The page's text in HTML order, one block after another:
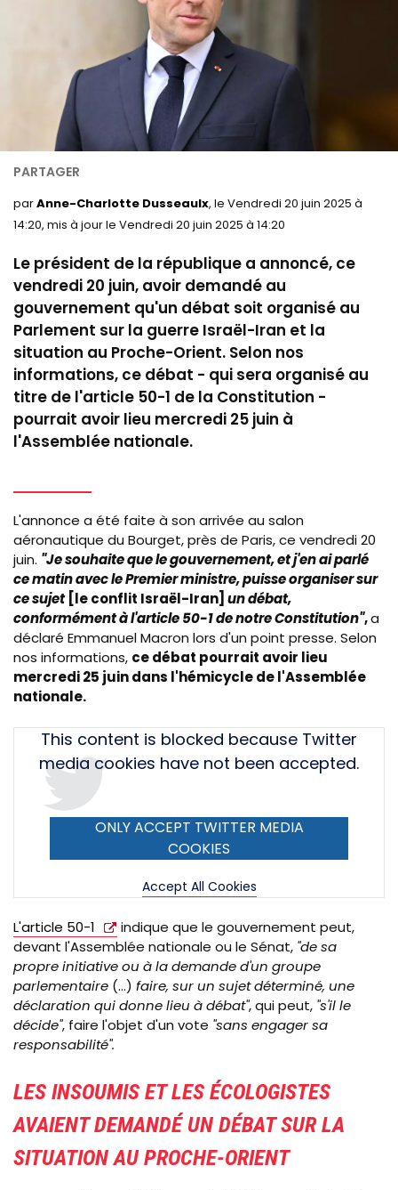
parAnne-Charlotte Dusseaulx, le Vendredi 20 juin 2025 à
14:20, mis à jour le Vendredi 20 juin 2025 à 14:20
Le président de la république a annoncé, ce
vendredi 20 juin, avoir demandé au
gouvernement qu'un débat soit organisé au
Parlement sur la guerre Israël-Iran et la
situation au Proche-Orient. Selon nos
informations, ce débat - qui sera organisé au
titre de l'article 50-1 de la Constitution -
pourrait avoir lieu mercredi 25 juin à
l'Assemblée nationale.
L'annonce a été faite à son arrivée au salon
aéronautique du Bourget, près de Paris, ce vendredi 20
juin. "Je souhaite que le gouvernement, et j'en ai parlé
ce matin avec le Premier ministre, puisse organiser sur
ce sujet [le conflit Israël-Iran] un débat,
conformément àl'article 50-1de notre Constitution",a
déclaré Emmanuel Macron lors d'un point presse. Selon
nos informations, ce débat pourrait avoir lieu
mercredi 25 juin dans l'hémicycle de l'Assemblée
nationale.
TweetThis content is blocked because Twitter
media cookies have not been accepted.
ONLY ACCEPT TWITTER MEDIA
COOKIES
Accept All Cookies
L'article 50-1
indique que le gouvernement peut,
devant l'Assemblée nationale ou le Sénat, "de sa
propre initiative ou à la demande d'un groupe
parlementaire (...) faire, sur un sujet déterminé, une
déclaration qui donne lieu à débat", qui peut, "s'il le
décide", faire l'objet d'un vote "sans engager sa
responsabilité".
LES INSOUMIS ET LES ÉCOLOGISTES
AVAIENT DEMANDÉ UN DÉBAT SUR LA
SITUATION AU PROCHE-ORIENT